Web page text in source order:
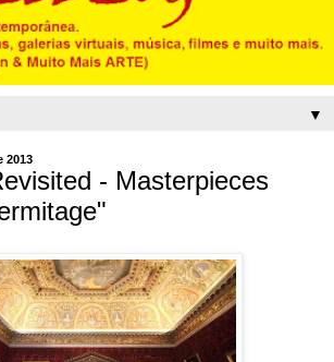
▼
2013
- Masterpieces